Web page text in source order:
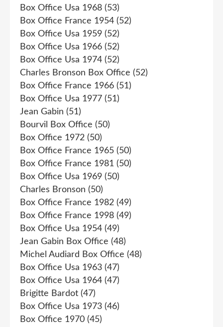
Box Office Usa 1968 (53)
Box Office France 1954 (52)
Box Office Usa 1959 (52)
Box Office Usa 1966 (52)
Box Office Usa 1974 (52)
Charles Bronson Box Office (52)
Box Office France 1966 (51)
Box Office Usa 1977 (51)
Jean Gabin (51)
Bourvil Box Office (50)
Box Office 1972 (50)
Box Office France 1965 (50)
Box Office France 1981 (50)
Box Office Usa 1969 (50)
Charles Bronson (50)
Box Office France 1982 (49)
Box Office France 1998 (49)
Box Office Usa 1954 (49)
Jean Gabin Box Office (48)
Michel Audiard Box Office (48)
Box Office Usa 1963 (47)
Box Office Usa 1964 (47)
Brigitte Bardot (47)
Box Office Usa 1973 (46)
Box Office 1970 (45)